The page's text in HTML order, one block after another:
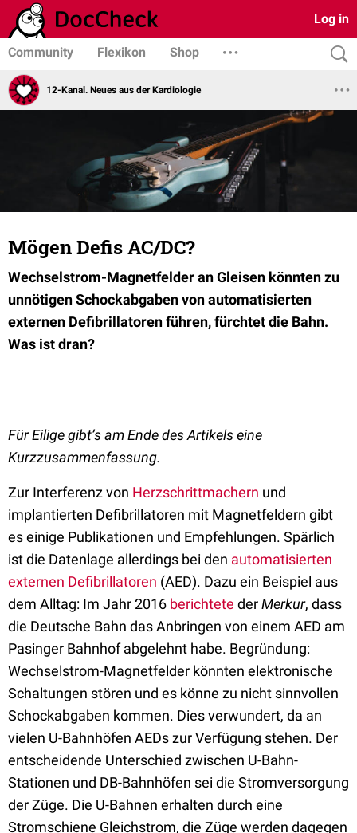
Log in
Community Flexikon Shop
12-Kanal. Neues aus der Kardiologie
Mögen Defis AC/DC?
Wechselstrom-Magnetfelder an Gleisen könnten zu
unnötigen Schockabgaben von automatisierten
externen Defibrillatoren führen, fürchtet die Bahn.
Was ist dran?
Für Eilige gibt’s am Ende des Artikels eine
Kurzzusammenfassung.
Zur Interferenz von Herzschrittmachern und
implantierten Defibrillatoren mit Magnetfeldern gibt
es einige Publikationen und Empfehlungen. Spärlich
ist die Datenlage allerdings bei den automatisierten
externen Defibrillatoren (AED). Dazu ein Beispiel aus
dem Alltag: Im Jahr 2016 berichtete derMerkur, dass
die Deutsche Bahn das Anbringen von einem AED am
Pasinger Bahnhof abgelehnt habe. Begründung:
Wechselstrom-Magnetfelder könnten elektronische
Schaltungen stören und es könne zu nicht sinnvollen
Schockabgaben kommen. Dies verwundert, da an
vielen U-Bahnhöfen AEDs zur Verfügung stehen. Der
entscheidende Unterschied zwischen U-Bahn-
Stationen und DB-Bahnhöfen sei die Stromversorgung
der Züge. Die U-Bahnen erhalten durch eine
Stromschiene Gleichstrom, die Züge werden dagegen